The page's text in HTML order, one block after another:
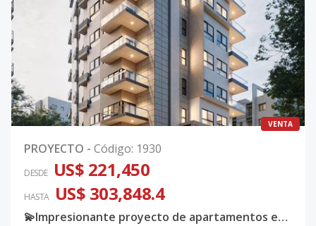
VENTA
PROYECTO - Código: 1930
DESDE US$ 221,450
HASTA US$ 303,848.4
💫Impresionante proyecto de apartamentos en Evaristo Morales📍💫